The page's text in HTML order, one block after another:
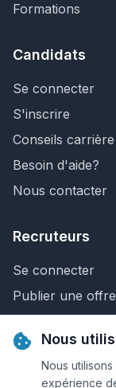
Formations
Candidats
Se connecter
S'inscrire
Conseils carrière
Besoin d'aide?
Nous contacter
Recruteurs
Se connecter
Publier une offre
Nous contacter
Nous
Nous
expérience